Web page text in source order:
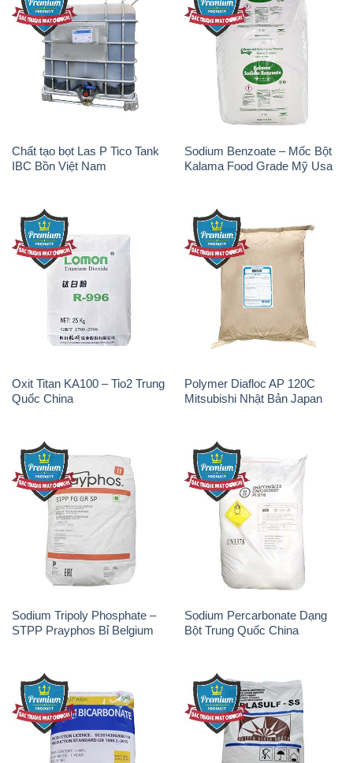
Chất tạo bọt Las P Tico Tank
IBC Bồn Việt Nam
Sodium Benzoate – Mốc Bột
Kalama Food Grade Mỹ Usa
Oxit Titan KA100 – Tio2 Trung
Quốc China
Polymer Diafloc AP 120C
Mitsubishi Nhật Bản Japan
Sodium Tripoly Phosphate –
STPP Prayphos Bỉ Belgium
Sodium Percarbonate Dạng
Bột Trung Quốc China